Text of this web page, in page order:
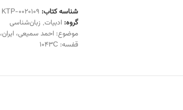
شناسه کتاب: KTP-0020109
گروه: ادبیات, زبان‌شناسی
موضوع:احمد سمیعی،ایران
قفسه:1043C